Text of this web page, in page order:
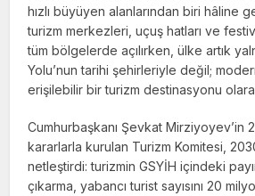
hızlı büyüyen alanlarından biri hâline
turizm merkezleri, uçuş hatları ve
tüm bölgelerde açılırken, ülke artık
Yolu’nun tarihi şehirleriyle değil;
erişilebilir bir turizm destinasyonu
Cumhurbaşkanı Şevkat Mirziyoyev’in
kararlarla kurulan Turizm Komitesi,
netleştirdi: turizmin GSYİH içindeki
çıkarma, yabancı turist sayısını 20